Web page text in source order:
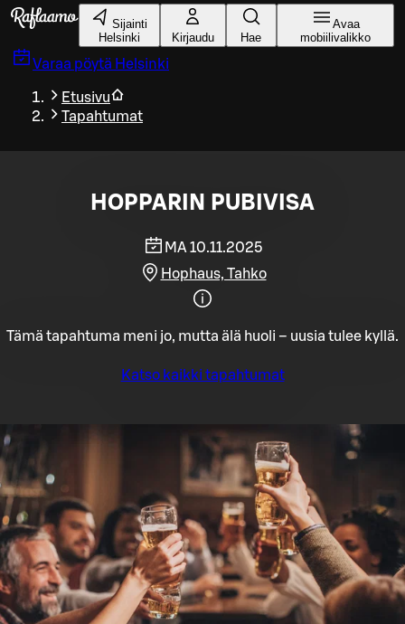
Siirry pääsisältöön
Sijainti
Helsinki
Kirjaudu Hae
Avaa
mobiilivalikko
Varaa pöytä Helsinki
Etusivu
Tapahtumat
HOPPARIN PUBIVISA
MA 10.11.2025
Hophaus, Tahko
Tämä tapahtuma meni jo, mutta älä huoli – uusia tulee kyllä.
Katso kaikki tapahtumat